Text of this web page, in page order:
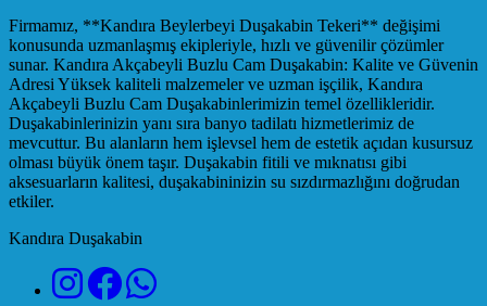
Firmamız, **Kandıra Beylerbeyi Duşakabin Tekeri** değişimi
konusunda uzmanlaşmış ekipleriyle, hızlı ve güvenilir çözümler
sunar. Kandıra Akçabeyli Buzlu Cam Duşakabin: Kalite ve Güvenin
Adresi Yüksek kaliteli malzemeler ve uzman işçilik, Kandıra
Akçabeyli Buzlu Cam Duşakabinlerimizin temel özellikleridir.
Duşakabinlerinizin yanı sıra banyo tadilatı hizmetlerimiz de
mevcuttur. Bu alanların hem işlevsel hem de estetik açıdan kusursuz
olması büyük önem taşır. Duşakabin fitili ve mıknatısı gibi
aksesuarların kalitesi, duşakabininizin su sızdırmazlığını doğrudan
etkiler.
Kandıra Duşakabin